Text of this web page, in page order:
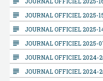
subject JOURNAL OFFICIEL 2025-
subject JOURNAL OFFICIEL 2025-
subject JOURNAL OFFICIEL 2025-
subject JOURNAL OFFICIEL 2024-
subject JOURNAL OFFICIEL 2024-